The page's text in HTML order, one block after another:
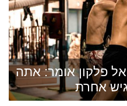
פלקון אומר: אתה
אחרת